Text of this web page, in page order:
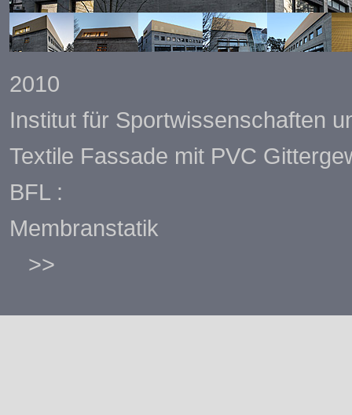
2010
Institut für Sportwissenschaften
Textile Fassade mit PVC
BFL :
Membranstatik
>>